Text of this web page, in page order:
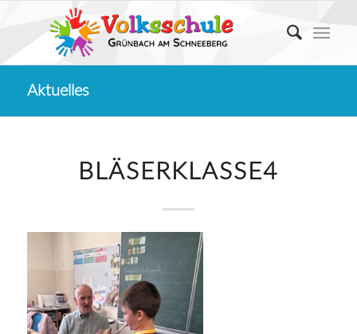
Aktuelles
BLÄSERKLASSE4